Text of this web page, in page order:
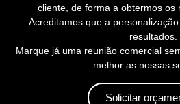
cliente, de forma a obtermos os
Acreditamos que a
resultados.
Marque já uma reunião comercial
melhor as nossas
Solicitar